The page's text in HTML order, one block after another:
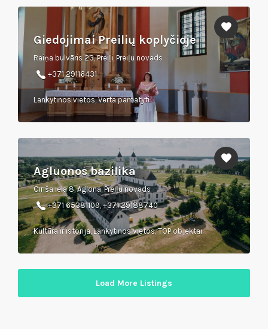
Giedojimai Preilių koplyčioje
Raiņa bulvāris 23, Preiļi, Preiļu novads
+371 29116431
Lankytinos vietos, Verta pamatyti
Agluonos bazilika
Ciriša iela 8, Aglona, Preiļu novads
+371 65381109, +371 29188740
Kultūra ir istorija, Lankytinos vietos, TOP objektai
Load More Listings